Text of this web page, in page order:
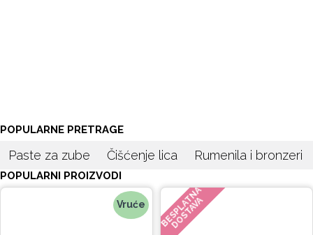
POPULARNE PRETRAGE
Paste za zube Čišćenje lica Rumenila i bronzeri
POPULARNI PROIZVODI
Vruće BESPLATNA
DOSTAVA